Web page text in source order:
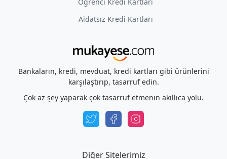
Aidatsız Kredi Kartları
Bankaların, kredi, mevduat, kredi kartları gibi ürünlerini
karşılaştırıp, tasarruf edin.
Çok az şey yaparak çok tasarruf etmenin akıllıca yolu.
Diğer Sitelerimiz